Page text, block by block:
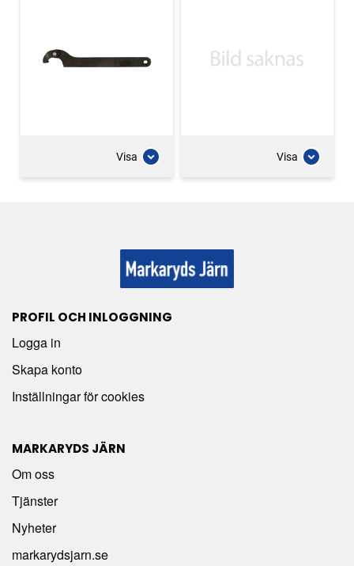
Visa Visa
PROFIL OCH INLOGGNING
Logga in
Skapa konto
Inställningar för cookies
MARKARYDS JÄRN
Om oss
Tjänster
Nyheter
markarydsjarn.se